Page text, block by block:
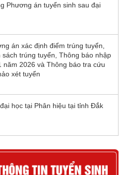
Phương án tuyển sinh sau đại
án xác định điểm trúng tuyển,
trúng tuyển, Thông báo nhập
năm 2026 và Thông báo tra cứu
xét tuyển
học tại Phân hiệu tại tỉnh Đắk